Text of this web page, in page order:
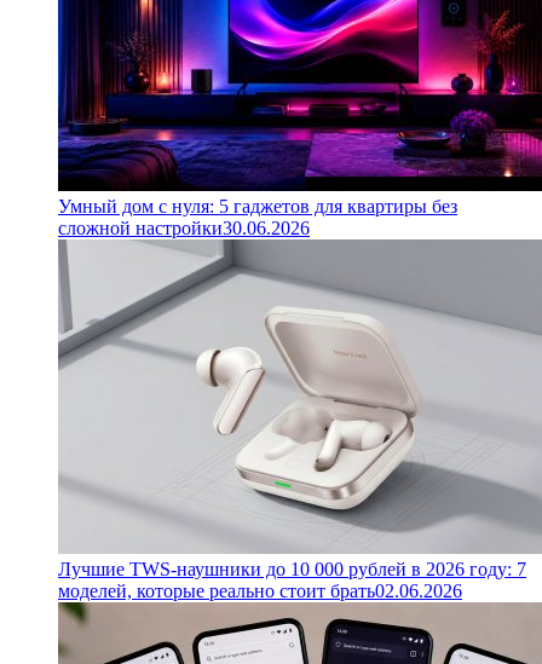
Умный дом с нуля: 5 гаджетов для квартиры без
сложной настройки30.06.2026
Лучшие TWS-наушники до 10 000 рублей в 2026 году: 7
моделей, которые реально стоит брать02.06.2026